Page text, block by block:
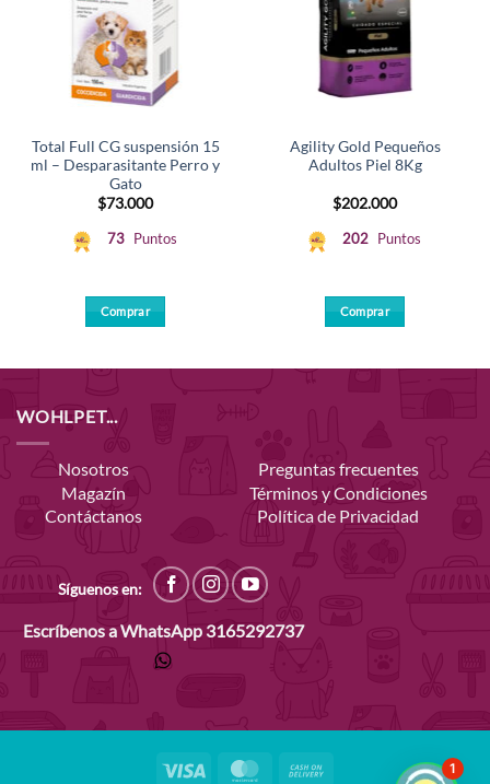
Total Full CG suspensión 15
ml – Desparasitante Perro y
Gato
$73.000
73 Puntos
Comprar
Agility Gold Pequeños
Adultos Piel 8Kg
$202.000
202 Puntos
Comprar
WOHLPET...
Nosotros
Magazín
Contáctanos
Preguntas frecuentes
Términos y Condiciones
Política de Privacidad
Síguenos en:
Escríbenos a WhatsApp 3165292737
Visa MasterCard 1